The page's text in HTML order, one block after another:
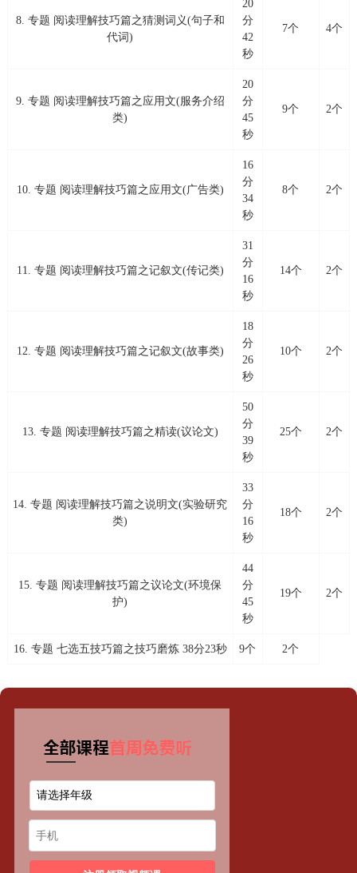
8. 专题 阅读理解技巧篇之猜测词义(句子和
代词)
20
分
42
秒
7个 4个
9. 专题 阅读理解技巧篇之应用文(服务介绍
类)
20
分
45
秒
9个 2个
10. 专题 阅读理解技巧篇之应用文(广告类)
16
分
34
秒
8个 2个
11. 专题 阅读理解技巧篇之记叙文(传记类)
31
分
16
秒
14个 2个
12. 专题 阅读理解技巧篇之记叙文(故事类)
18
分
26
秒
10个 2个
13. 专题 阅读理解技巧篇之精读(议论文)
50
分
39
秒
25个 2个
14. 专题 阅读理解技巧篇之说明文(实验研究
类)
33
分
16
秒
18个 2个
15. 专题 阅读理解技巧篇之议论文(环境保
护)
44
分
45
秒
19个 2个
16. 专题 七选五技巧篇之技巧磨炼 38分23秒 9个 2个